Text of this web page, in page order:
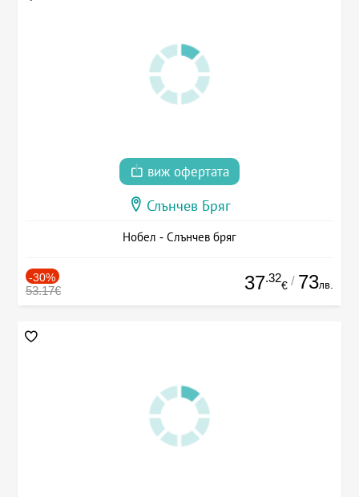
виж офертата
Слънчев Бряг
Нобел - Слънчев бряг
-30%
53.17€ 37.32
€ / 73лв.